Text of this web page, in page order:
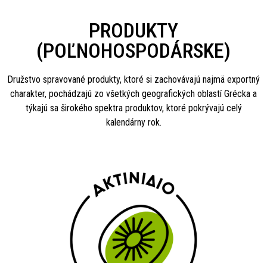
PRODUKTY
(POĽNOHOSPODÁRSKE)
Družstvo spravované produkty, ktoré si zachovávajú najmä exportný
charakter, pochádzajú zo všetkých geografických oblastí Grécka a
týkajú sa širokého spektra produktov, ktoré pokrývajú celý
kalendárny rok.